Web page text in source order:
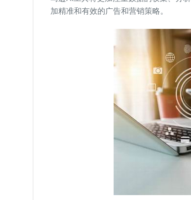
加精准和有效的广告和营销策略。